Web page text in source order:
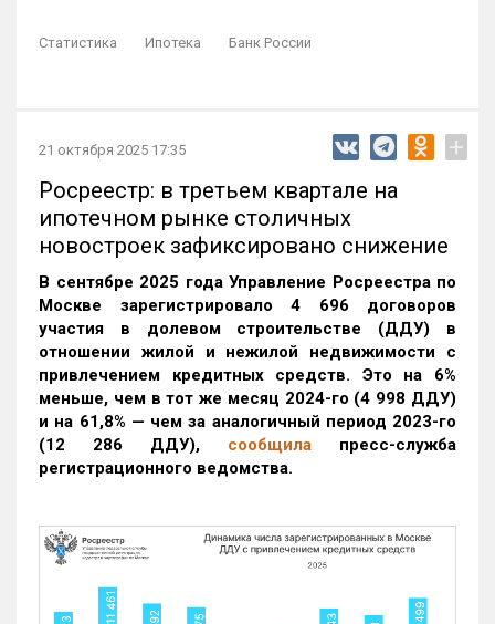
Статистика Ипотека Банк России
21 октября 2025 17:35 +
Росреестр: в третьем квартале на
ипотечном рынке столичных
новостроек зафиксировано снижение
В сентябре 2025 года Управление Росреестра по
Москве зарегистрировало 4 696 договоров
участия в долевом строительстве (ДДУ) в
отношении жилой и нежилой недвижимости с
привлечением кредитных средств. Это на 6%
меньше, чем в тот же месяц 2024-го (4 998 ДДУ)
и на 61,8% — чем за аналогичный период 2023-го
(12 286 ДДУ), сообщила пресс-служба
регистрационного ведомства.